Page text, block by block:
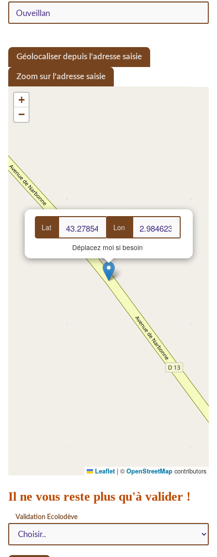
Géolocaliser depuis l'adresse saisie
Zoom sur l'adresse saisie
Lat Lon
Déplacez moi si besoin
+
−
Leaflet | © OpenStreetMap contributors
Il ne vous reste plus qu'à valider !
Validation Ecolodève